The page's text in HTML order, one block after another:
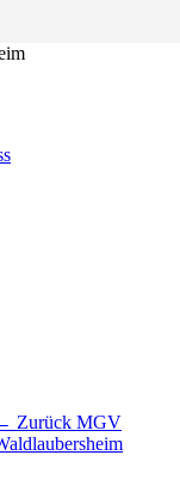
Zurück
Beitrag:
MGV